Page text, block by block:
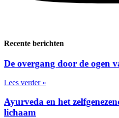
Recente berichten
De overgang door de ogen
Lees verder »
Ayurveda en het
lichaam